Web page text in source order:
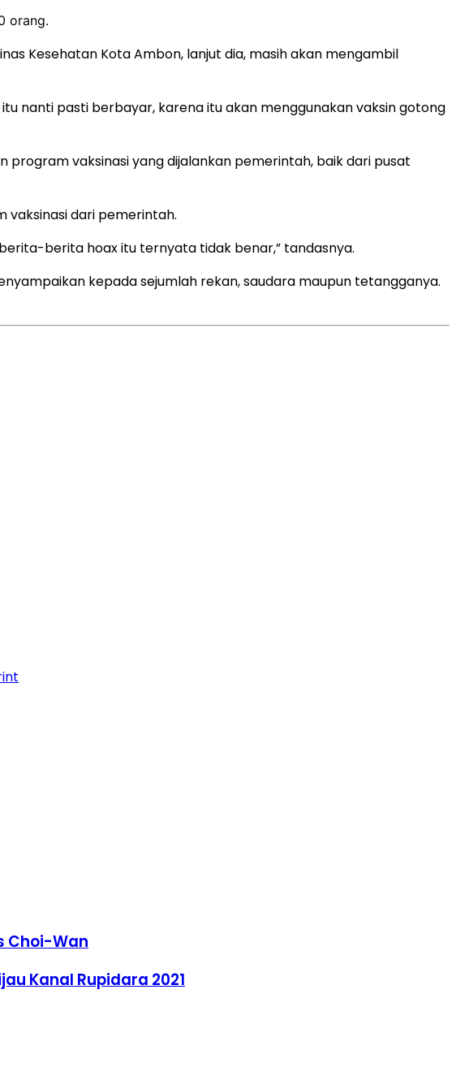
orang.
Kesehatan Kota Ambon, lanjut dia, masih akan mengambil
nanti pasti berbayar, karena itu akan menggunakan vaksin gotong
vaksinasi yang dijalankan pemerintah, baik dari pusat
vaksinasi dari pemerintah.
berita hoax itu ternyata tidak benar,” tandasnya.
kepada sejumlah rekan, saudara maupun tetangganya.
Choi-Wan
Kanal Rupidara 2021